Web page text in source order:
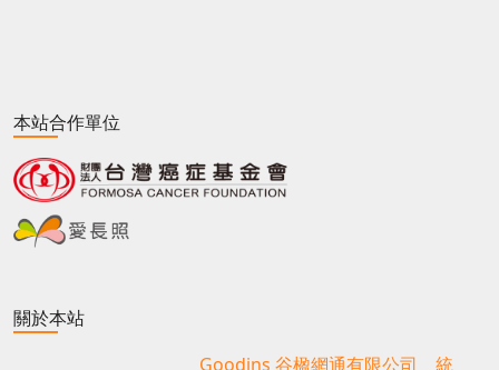
本站合作單位
關於本站
Goodins 谷楹網通有限公司 統